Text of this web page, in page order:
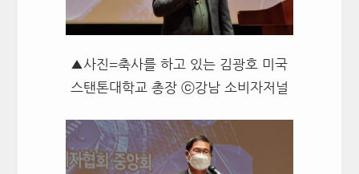
▲사진=축사를 하고 있는 김광호 미국
스탠톤대학교 총장 ⓒ강남 소비자저널